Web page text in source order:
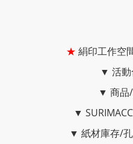
★ 絹印工作空
▼ 活
▼ 商品
▼
▼ 紙材庫存/